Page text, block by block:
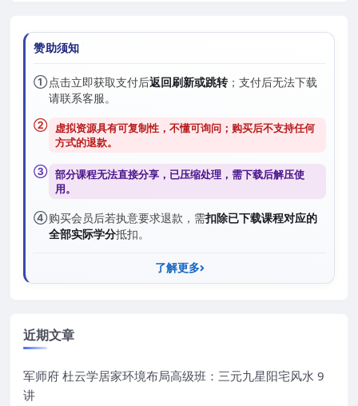
赞助须知
① 点击立即获取支付后返回刷新或跳转；支付后无法下载
请联系客服。
② 虚拟资源具有可复制性，不懂可询问；购买后不支持任何
方式的退款。
③ 部分课程无法直接分享，已压缩处理，需下载后解压使
用。
④购买会员后若执意要求退款，需扣除已下载课程对应的
全部实际学分抵扣。
了解更多
近期文章
军师府 杜云学居家环境布局高级班：三元九星阳宅风水 9
讲